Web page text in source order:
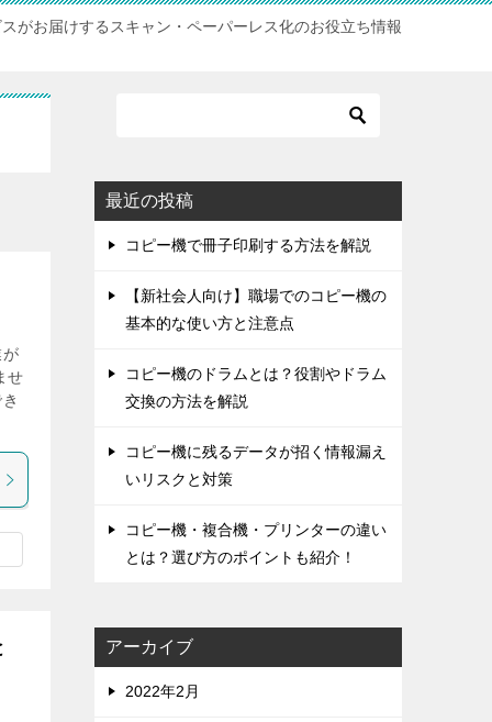
がお届けするスキャン・ペーパーレス化のお役立ち情報
が
せ
最近の投稿
コピー機で冊子印刷する方法を解説
【新社会人向け】職場でのコピー機の
基本的な使い方と注意点
コピー機のドラムとは？役割やドラム
交換の方法を解説
コピー機に残るデータが招く情報漏え
いリスクと対策
コピー機・複合機・プリンターの違い
とは？選び方のポイントも紹介！
アーカイブ
2022年2月